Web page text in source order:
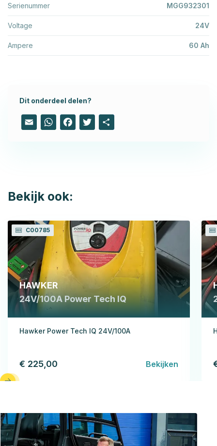
Serienummer MGG932301
Voltage 24V
Ampere 60 Ah
Dit onderdeel delen?
Email WhatsAppFacebook
Twitter
Bekijk ook:
C00785
HAWKER
24V/100A Power Tech IQ
Hawker Power Tech IQ 24V/100A
€ 225,00 Bekijken